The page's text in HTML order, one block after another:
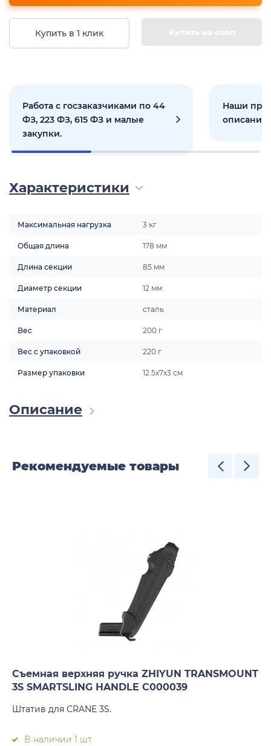
Купить в 1 клик Купить на ozon
Работа с госзаказчиками по 44
ФЗ, 223 ФЗ, 615 ФЗ и малые
закупки.
Наши
Характеристики
Максимальная нагрузка 3 кг
Общая длина 178 мм
Длина секции 85 мм
Диаметр секции 12 мм
Материал сталь
Вес 200 г
Вес с упаковкой 220 г
Размер упаковки 12.5х7х3 см
Описание
Рекомендуемые товары
Съемная верхняя ручка ZHIYUN TRANSMOUNT
3S SMARTSLING HANDLE C000039
Штатив для CRANE 3S.
В наличии 1 шт.